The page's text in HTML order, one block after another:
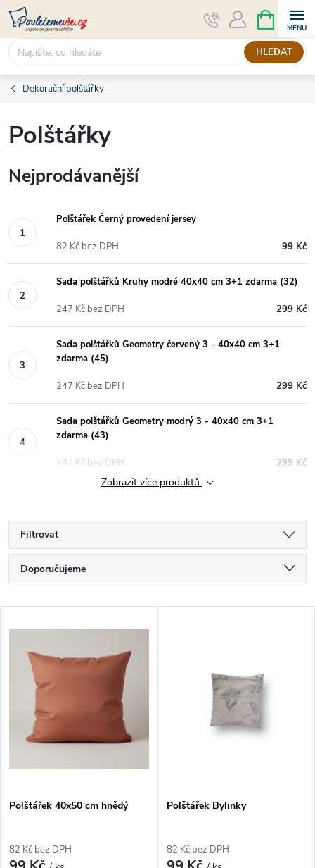
Přejít
obsah
HLEDAT
NÁKUPNÍ
KOŠÍK
Dekorační polštářky
Polštářky
Nejprodávanější
Polštářek Černý provedení jersey
99 Kč
82 Kč bez DPH
Sada polštářků Kruhy modré 40x40 cm 3+1 zdarma (32)
299 Kč
247 Kč bez DPH
Sada polštářků Geometry červený 3 - 40x40 cm 3+1
zdarma (45)
299 Kč
247 Kč bez DPH
Sada polštářků Geometry modrý 3 - 40x40 cm 3+1
zdarma (43)
299 Kč
247 Kč bez DPH
Zobrazit více produktů
Filtrovat
Ř
a
z
p
r
o
Doporučujeme
Nejprodávanější
Abecedně
V
s
p
Polštářek 40x50 cm hnědý
82 Kč bez DPH
Polštářek Bylinky
82 Kč bez DPH